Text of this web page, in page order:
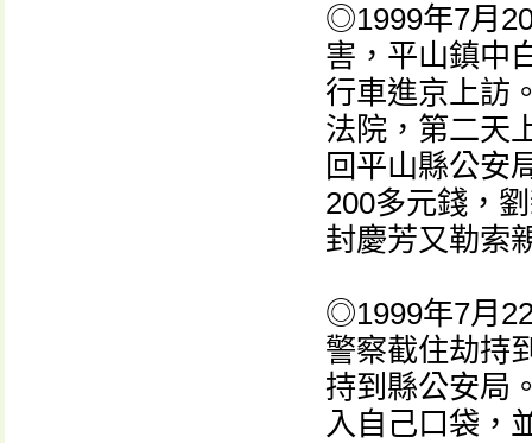
◎1999年7月
害，平山鎮中
行車進京上訪
法院，第二天
回平山縣公安
200多元錢，
封慶芳又勒索
◎1999年7月
警察截住劫持
持到縣公安局
入自己口袋，